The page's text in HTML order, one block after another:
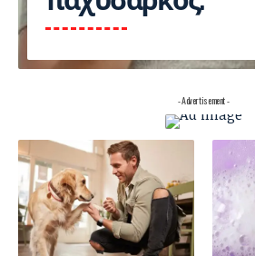
- Advertisement -